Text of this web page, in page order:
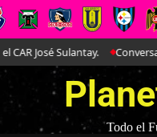
Conversamos en
Todo el